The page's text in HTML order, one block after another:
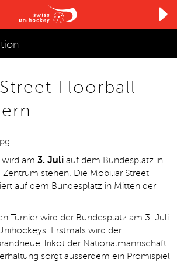
Floorball
am 3. Juli auf dem Bundesplatz in
stehen. Die Mobiliar Street
auf dem Bundesplatz in Mitten der
Turnier wird der Bundesplatz am 3. Juli
Erstmals wird der
Trikot der Nationalmannschaft
sorgt ausserdem ein Promispiel